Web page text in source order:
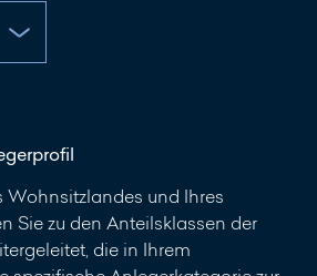
Wohnsitzlandes und Ihres
Sie zu den Anteilsklassen der
die in Ihrem